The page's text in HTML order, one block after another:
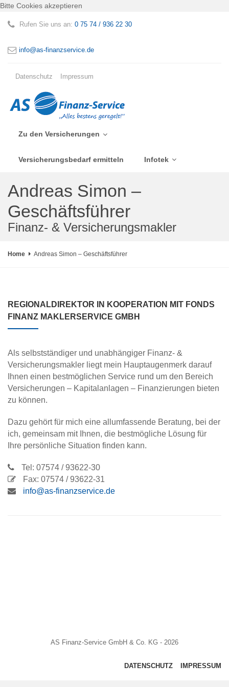
Bitte Cookies akzeptieren
Rufen Sie uns an: 0 75 74 / 936 22 30
info@as-finanzservice.de
Datenschutz Impressum
Zu den Versicherungen
Versicherungsbedarf ermitteln Infotek
Andreas Simon –
Geschäftsführer
Finanz- & Versicherungsmakler
Home Andreas Simon – Geschäftsführer
REGIONALDIREKTOR IN KOOPERATION MIT FONDS
FINANZ MAKLERSERVICE GMBH
Als selbstständiger und unabhängiger Finanz- &
Versicherungsmakler liegt mein Hauptaugenmerk darauf
Ihnen einen bestmöglichen Service rund um den Bereich
Versicherungen – Kapitalanlagen – Finanzierungen bieten
zu können.
Dazu gehört für mich eine allumfassende Beratung, bei der
ich, gemeinsam mit Ihnen, die bestmögliche Lösung für
Ihre persönliche Situation finden kann.
Tel: 07574 / 93622-30
Fax: 07574 / 93622-31
info@as-finanzservice.de
AS Finanz-Service GmbH & Co. KG - 2026
DATENSCHUTZ IMPRESSUM